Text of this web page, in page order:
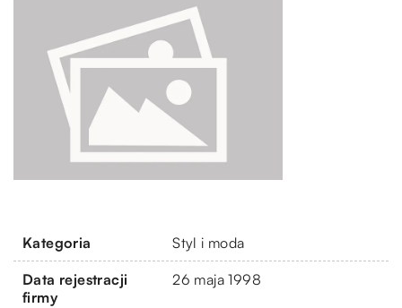
Kategoria Styl i moda
Data rejestracji
firmy
26 maja 1998